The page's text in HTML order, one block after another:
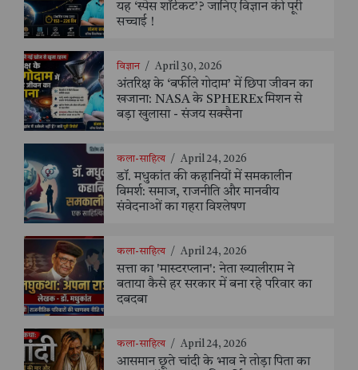
यह ‘स्पेस शॉर्टकट’? जानिए विज्ञान की पूरी
सच्चाई !
विज्ञान / April 30, 2026
अंतरिक्ष के ‘बर्फीले गोदाम’ में छिपा जीवन का
खजाना: NASA के SPHEREx मिशन से
बड़ा खुलासा - संजय सक्सैना
कला-साहित्य / April 24, 2026
डॉ. मधुकांत की कहानियों में समकालीन
विमर्श: समाज, राजनीति और मानवीय
संवेदनाओं का गहरा विश्लेषण
कला-साहित्य / April 24, 2026
सत्ता का 'मास्टरप्लान': नेता ख्यालीराम ने
बताया कैसे हर सरकार में बना रहे परिवार का
दबदबा
कला-साहित्य / April 24, 2026
आसमान छूते चांदी के भाव ने तोड़ा पिता का